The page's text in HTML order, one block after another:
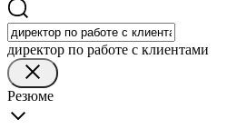
директор по работе с клиентами
Резюме